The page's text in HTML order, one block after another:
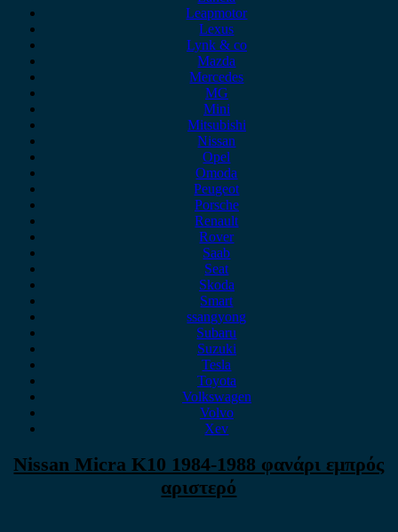
Leapmotor
Lexus
Lynk & co
Mazda
Mercedes
MG
Mini
Mitsubishi
Nissan
Opel
Omoda
Peugeot
Porsche
Renault
Rover
Saab
Seat
Skoda
Smart
ssangyong
Subaru
Suzuki
Tesla
Toyota
Volkswagen
Volvo
Xev
Nissan Micra K10 1984-1988 φανάρι εμπρός
αριστερό